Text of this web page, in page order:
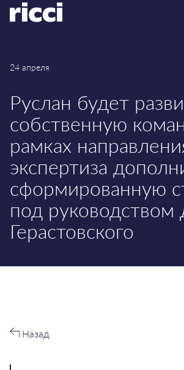
24 апреля
Руслан будет
собственную
рамках
экспертиза
сформированную
под
Герастовского
Назад